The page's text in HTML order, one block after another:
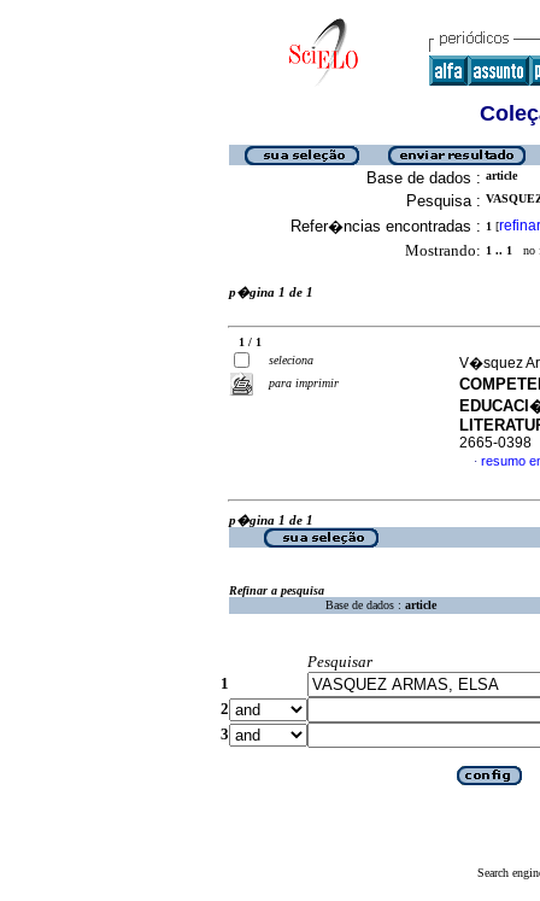
Base de dados : article
Pesquisa :
Refer�ncias encontradas : 1 [refinar
Mostrando: 1 .. 1 no
p�gina 1 de 1
1 / 1
seleciona
para imprimir
V�squez
2665-0398
· resumo
p�gina 1 de 1
Refinar a pesquisa
Base de dados : article
Pesquisar
1
2
3
Search